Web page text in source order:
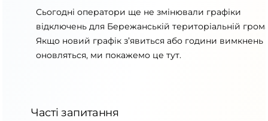
Сьогодні оператори ще не змінювали графіки
відключень для Бережанській територіальній
Якщо новий графік з’явиться або години вимкнень
оновляться, ми покажемо це тут.
Часті запитання